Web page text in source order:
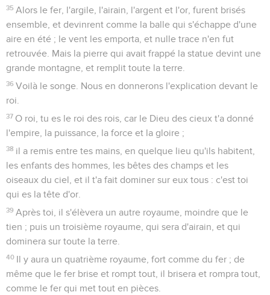
35 Alors le fer, l'argile, l'airain, l'argent et l'or, furent brisés
ensemble, et devinrent comme la balle qui s'échappe d'une
aire en été ; le vent les emporta, et nulle trace n'en fut
retrouvée. Mais la pierre qui avait frappé la statue devint une
grande montagne, et remplit toute la terre.
36 Voilà le songe. Nous en donnerons l'explication devant le
roi.
37 O roi, tu es le roi des rois, car le Dieu des cieux t'a donné
l'empire, la puissance, la force et la gloire ;
38 il a remis entre tes mains, en quelque lieu qu'ils habitent,
les enfants des hommes, les bêtes des champs et les
oiseaux du ciel, et il t'a fait dominer sur eux tous : c'est toi
qui es la tête d'or.
39 Après toi, il s'élèvera un autre royaume, moindre que le
tien ; puis un troisième royaume, qui sera d'airain, et qui
dominera sur toute la terre.
40 Il y aura un quatrième royaume, fort comme du fer ; de
même que le fer brise et rompt tout, il brisera et rompra tout,
comme le fer qui met tout en pièces.